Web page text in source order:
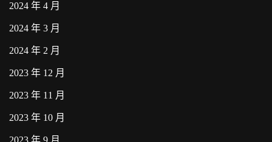
2024 年 4 月
2024 年 3 月
2024 年 2 月
2023 年 12 月
2023 年 11 月
2023 年 10 月
2023 年 9 月